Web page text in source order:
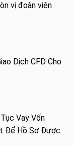
vị đoàn viên
Dịch CFD Cho
Vay Vốn
Để Hồ Sơ Được